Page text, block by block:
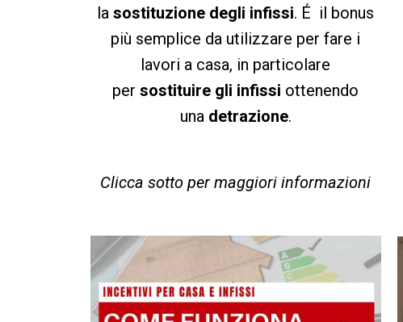
lasostituzione degli infissi. É il bonus
più semplice da utilizzare per fare i
lavori a casa, in particolare
persostituire gli infissi ottenendo
una detrazione.
Clicca sotto per maggiori informazioni